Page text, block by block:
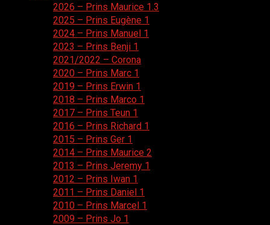
2026 – Prins Maurice 1.3
2025 – Prins Eugène 1
2024 – Prins Manuel 1
2023 – Prins Benji 1
2021/2022 – Corona
2020 – Prins Marc 1
2019 – Prins Erwin 1
2018 – Prins Marco 1
2017 – Prins Teun 1
2016 – Prins Richard 1
2015 – Prins Ger 1
2014 – Prins Maurice 2
2013 – Prins Jeremy 1
2012 – Prins Iwan 1
2011 – Prins Daniel 1
2010 – Prins Marcel 1
2009 – Prins Jo 1